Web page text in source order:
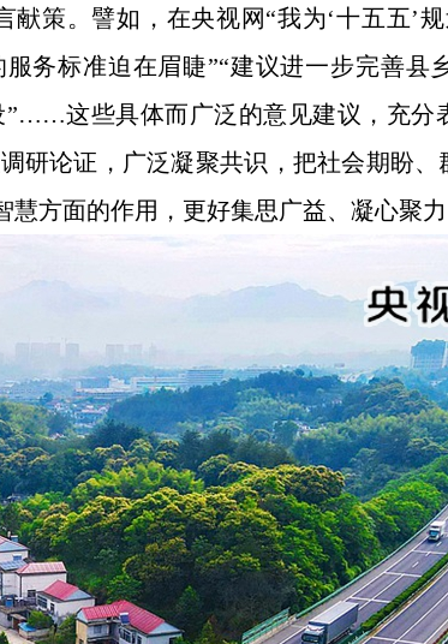
策。譬如，在央视网“我为‘十五五’
务标准迫在眉睫”“建议进一步完善县
这些具体而广泛的意见建议，充分
研论证，广泛凝聚共识，把社会期盼
方面的作用，更好集思广益、凝心聚力